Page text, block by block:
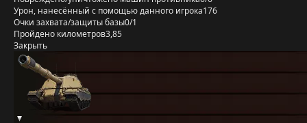
Урон, нанесённый с помощью данного игрока176
Очки захвата/защиты базы0/1
Пройдено километров3,85
Закрыть